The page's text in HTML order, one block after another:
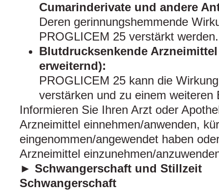
Cumarinderivate und andere
Deren gerinnungshemmende
PROGLICEM 25 verstärkt werden.
Blutdrucksenkende
erweiternd):
PROGLICEM 25 kann die
verstärken und zu einem weiteren
Informieren Sie Ihren Arzt oder
Arzneimittel einnehmen/anwenden,
eingenommen/angewendet haben
Arzneimittel einzunehmen/
► Schwangerschaft und Stillzeit
Schwangerschaft